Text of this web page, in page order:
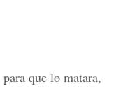
que lo matara,